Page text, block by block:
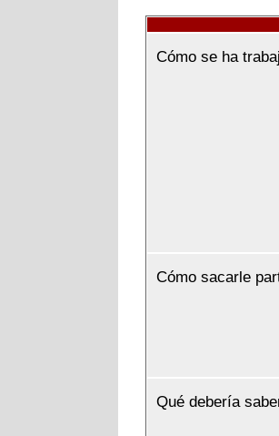
Cómo se ha
Cómo sacarle
Qué debería